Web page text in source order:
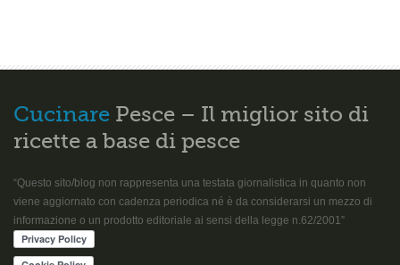
Cucinare Pesce – Il miglior sito di
ricette a base di pesce
“Questo sito/blog non rappresenta una testata giornalistica in quanto non
viene aggiornato con cadenza periodica né è da considerarsi un mezzo di
informazione o un prodotto editoriale ai sensi della legge n.62/2001”